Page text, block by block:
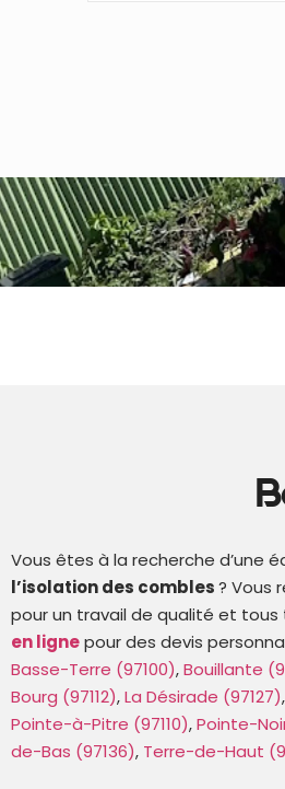
Vous êtes à la recherche d’une
l’isolation des combles? Vous
pour un travail de qualité et
en lignepour des devis
Basse-Terre (97100),Bouillante
Bourg (97112),La Désirade (97127),
Pointe-à-Pitre (97110),Pointe-
de-Bas (97136), Terre-de-Haut